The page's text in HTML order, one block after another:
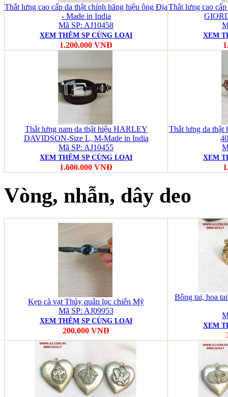
Thắt lưng cao cấp da thật chính hãng hiệu ông Địa
- Made in India
Mã SP: AJ10458
XEM THÊM SP CÙNG LOẠI
1.200.000 VNĐ
Thắt lưng cao
XEM
Thắt lưng nam da thật hiệu HARLEY
DAVIDSON-Size L, M-Made in India
Mã SP: AJ10455
XEM THÊM SP CÙNG LOẠI
1.600.000 VNĐ
Thắt lưng da thật
XEM
Vòng, nhẫn, dây deo
Kẹp cà vạt Thủy quân lục chiến Mỹ
Mã SP: AJ09953
XEM THÊM SP CÙNG LOẠI
200.000 VNĐ
Bông tai, hoa
XEM